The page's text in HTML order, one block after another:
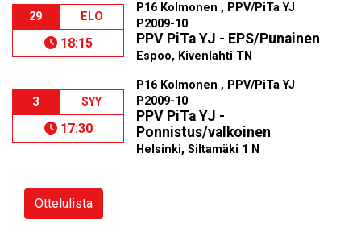
29 ELO
18:15
P16 Kolmonen , PPV/PiTa YJ
P2009-10
PPV PiTa YJ - EPS/Punainen
Espoo, Kivenlahti TN
3 SYY
17:30
P16 Kolmonen , PPV/PiTa YJ
P2009-10
PPV PiTa YJ -
Ponnistus/valkoinen
Helsinki, Siltamäki 1 N
Ottelulista